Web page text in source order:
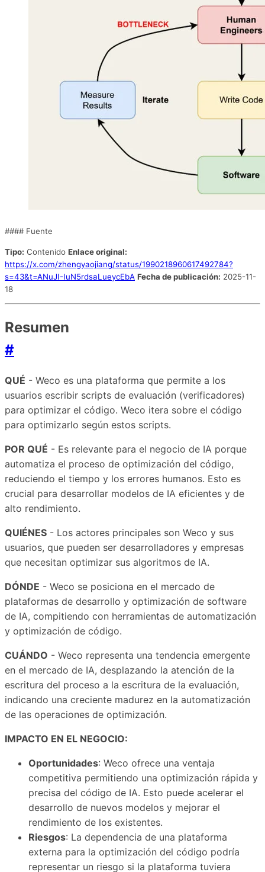
#### Fuente
Tipo: Contenido Enlace original:
https://x.com/zhengyaojiang/status/1990218960617492784?
s=43&t=ANuJI-IuN5rdsaLueycEbA Fecha de publicación: 2025-11-
18
Resumen
#
QUÉ - Weco es una plataforma que permite a los
usuarios escribir scripts de evaluación (verificadores)
para optimizar el código. Weco itera sobre el código
para optimizarlo según estos scripts.
POR QUÉ - Es relevante para el negocio de IA porque
automatiza el proceso de optimización del código,
reduciendo el tiempo y los errores humanos. Esto es
crucial para desarrollar modelos de IA eficientes y de
alto rendimiento.
QUIÉNES - Los actores principales son Weco y sus
usuarios, que pueden ser desarrolladores y empresas
que necesitan optimizar sus algoritmos de IA.
DÓNDE - Weco se posiciona en el mercado de
plataformas de desarrollo y optimización de software
de IA, compitiendo con herramientas de automatización
y optimización de código.
CUÁNDO - Weco representa una tendencia emergente
en el mercado de IA, desplazando la atención de la
escritura del proceso a la escritura de la evaluación,
indicando una creciente madurez en la automatización
de las operaciones de optimización.
IMPACTO EN EL NEGOCIO:
Oportunidades: Weco ofrece una ventaja
competitiva permitiendo una optimización rápida y
precisa del código de IA. Esto puede acelerar el
desarrollo de nuevos modelos y mejorar el
rendimiento de los existentes.
Riesgos: La dependencia de una plataforma
externa para la optimización del código podría
representar un riesgo si la plataforma tuviera